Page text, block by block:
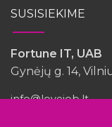
SUSISIEKIME
Fortune IT, UAB
Gynėjų g. 14,
info@lovejob.lt